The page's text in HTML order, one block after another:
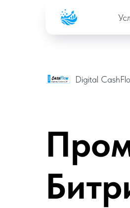
Digital